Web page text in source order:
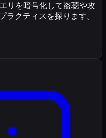
リを暗号化して盗聴や攻
ラクティスを探ります。